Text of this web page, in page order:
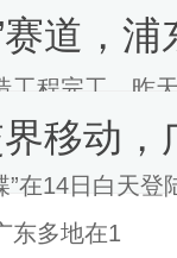
赛道，
工程完工，昨
”。 当天
移动
”在14日白天
东多地在1